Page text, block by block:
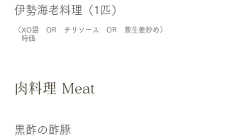
伊勢海老料理（1匹）
（XO醤 OR チリソース OR 葱生姜炒め）
時価
肉料理 Meat
黒酢の酢豚